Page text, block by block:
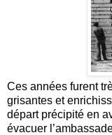
Ces années furent
grisantes et
départ précipité en
évacuer